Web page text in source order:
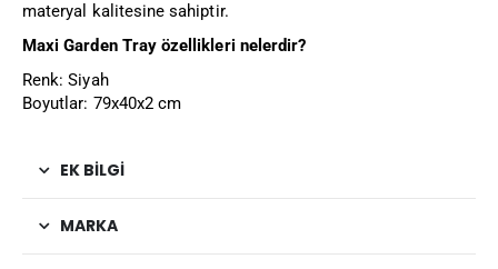
materyal kalitesine sahiptir.
Maxi Garden Tray özellikleri nelerdir?
Renk: Siyah
Boyutlar: 79x40x2 cm
EK BILGI
MARKA